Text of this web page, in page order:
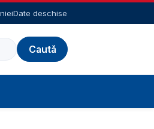
Date deschise